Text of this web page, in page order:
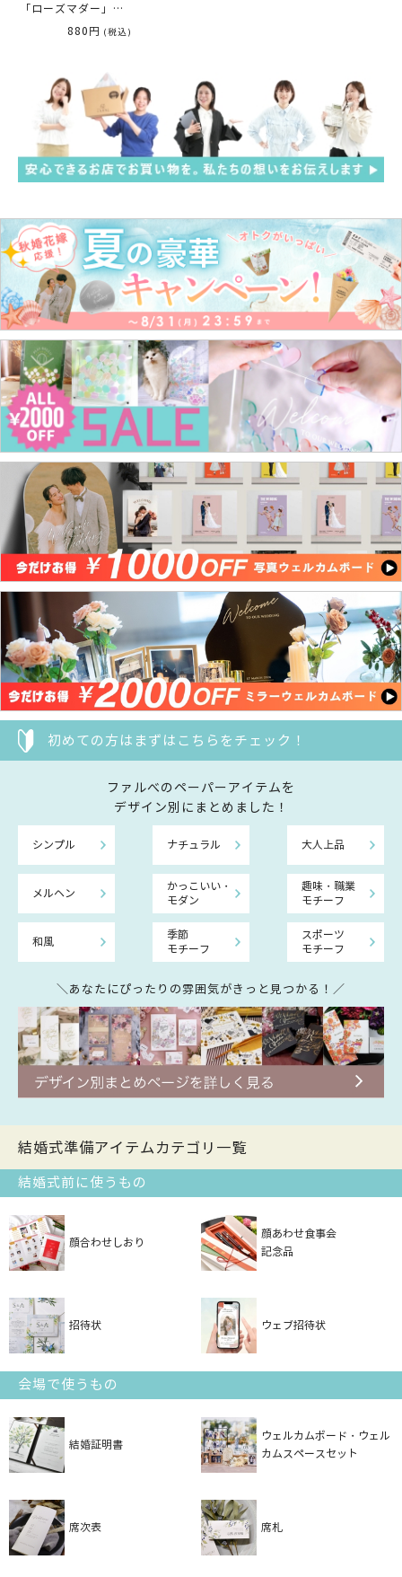
「ローズマダー」
（10名様分）
880円 (税込)
初めての方はまずはこちらをチェック！
ファルべのペーパーアイテムを
デザイン別にまとめました！
シンプル ナチュラル 大人上品
メルヘン
かっこいい・
モダン
趣味・職業
モチーフ
和風
季節
モチーフ
スポーツ
モチーフ
＼あなたにぴったりの雰囲気がきっと見つかる！／
結婚式準備アイテムカテゴリ一覧
結婚式前に使うもの
顔合わせしおり
顔あわせ食事会
記念品
招待状 ウェブ招待状
会場で使うもの
結婚証明書
ウェルカムボード・ウェル
カムスペースセット
席次表 席札